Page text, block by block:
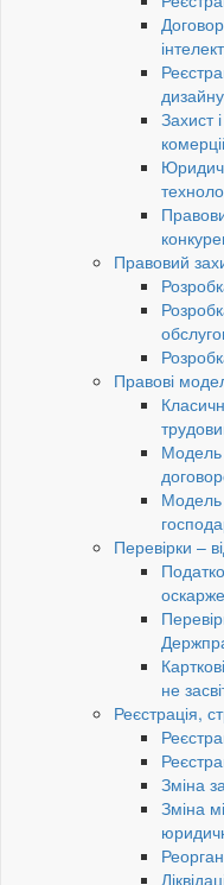
Захист
Правовий
Правові
Модель
Модель
Перевірки –
не
Реєстрація,
Зміна
Зміна